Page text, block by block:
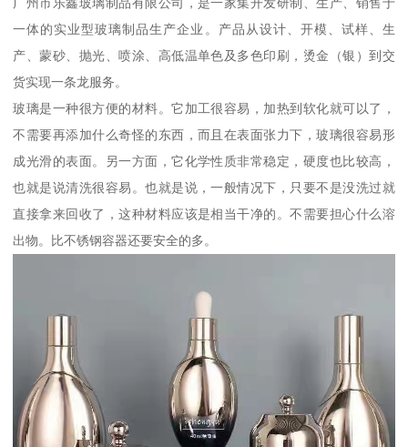
一体的实业型玻璃制品生产企业。产品从设计、开模、试样、生
产、蒙砂、抛光、喷涂、高低温单色及多色印刷，烫金（银）到交
货实现一条龙服务。
玻璃是一种很方便的材料。它加工很容易，加热到软化就可以了，
不需要再添加什么奇怪的东西，而且在表面张力下，玻璃很容易形
成光滑的表面。另一方面，它化学性质非常稳定，硬度也比较高，
也就是说清洗很容易。也就是说，一般情况下，只要不是没洗过就
直接拿来回收了，这种材料应该是相当干净的。不需要担心什么溶
出物。比不锈钢容器还要安全的多。